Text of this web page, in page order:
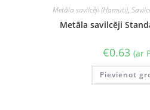
Metāla savilcēji (Hamuti),
Metāla savilcēji
€0.63 (ar
Pievienot